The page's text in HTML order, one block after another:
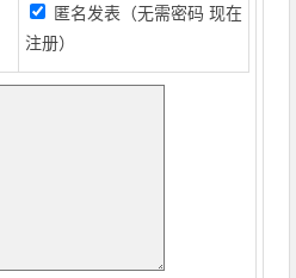
匿名发表（无需密码现在
注册）